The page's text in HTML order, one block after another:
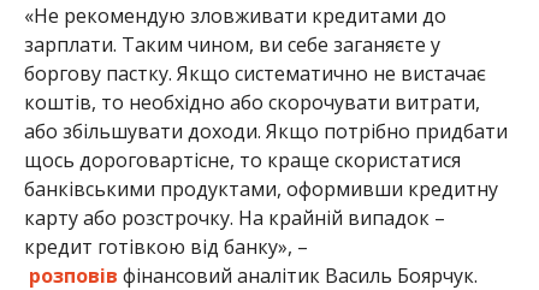
«Не рекомендую зловживати кредитами до
зарплати. Таким чином, ви себе заганяєте у
боргову пастку. Якщо систематично не вистачає
коштів, то необхідно або скорочувати витрати,
або збільшувати доходи. Якщо потрібно придбати
щось дороговартісне, то краще скористатися
банківськими продуктами, оформивши кредитну
карту або розстрочку. На крайній випадок –
кредит готівкою від банку», –
розповів фінансовий аналітик Василь Боярчук.